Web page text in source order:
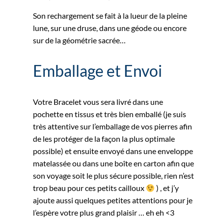
Son rechargement se fait à la lueur de la pleine
lune, sur une druse, dans une géode ou encore
sur de la géométrie sacrée…
Emballage et Envoi
Votre Bracelet vous sera livré dans une
pochette en tissus et très bien emballé (je suis
très attentive sur l’emballage de vos pierres afin
de les protéger de la façon la plus optimale
possible) et ensuite envoyé dans une enveloppe
matelassée ou dans une boîte en carton afin que
son voyage soit le plus sécure possible, rien n’est
trop beau pour ces petits cailloux
) , et j’y
ajoute aussi quelques petites attentions pour je
l’espère votre plus grand plaisir … eh eh <3